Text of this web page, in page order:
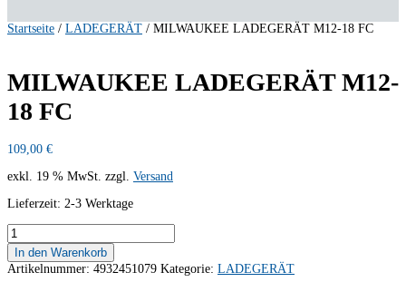
Startseite / LADEGERÄT / MILWAUKEE LADEGERÄT M12-18 FC
MILWAUKEE LADEGERÄT M12-
18 FC
109,00 €
exkl. 19 % MwSt. zzgl. Versand
Lieferzeit: 2-3 Werktage
MILWAUKEE
LADEGERÄT
M12-
18
In den Warenkorb
Artikelnummer: 4932451079 Kategorie: LADEGERÄT